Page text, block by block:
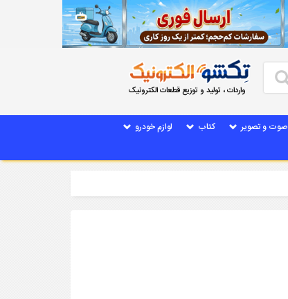
واردات ، تولید و توزیع قطعات الکترونیک
صوت و تصویر کتاب
لوازم خودرو